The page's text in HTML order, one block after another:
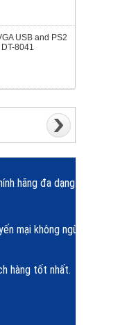
USB and PS2
8041
hãng đa dạng
mại không ngừng.
hàng tốt nhất.